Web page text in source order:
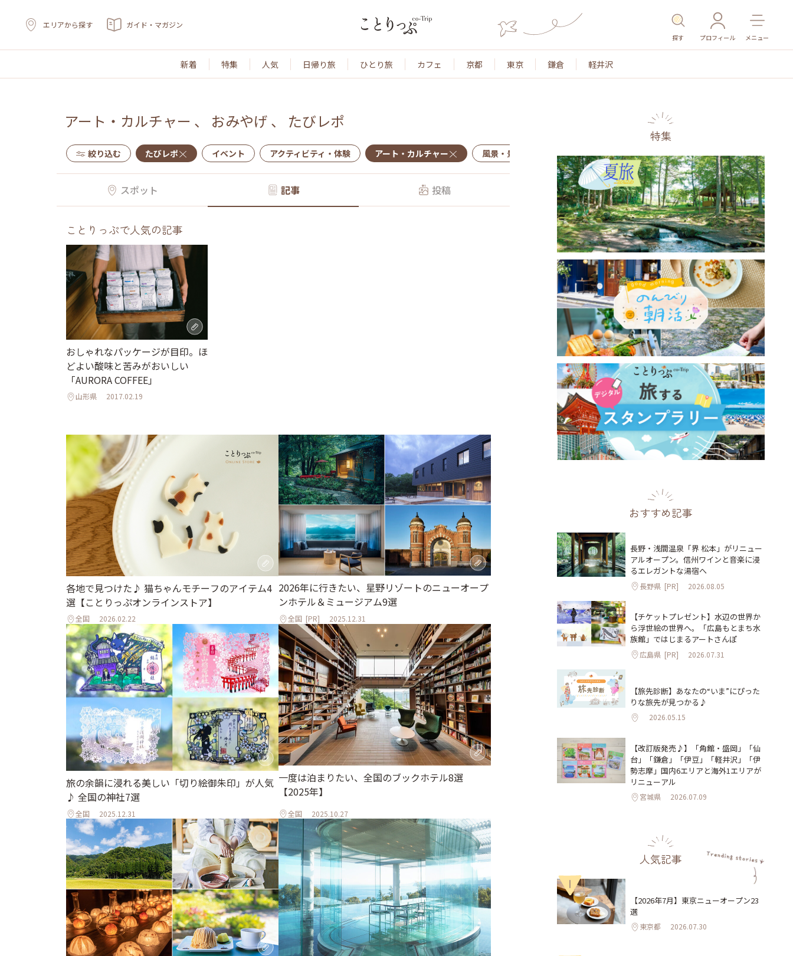
エリアから探す ガイド・マガジン
探す プロフィール メニュー
新着 特集 人気 日帰り旅 ひとり旅 カフェ 京都 東京 鎌倉 軽井沢
アート・カルチャー 、 おみやげ 、 たびレポ
絞り込む たびレポ イベント アクティビティ・体験 アート・カルチャー 風景・景色 名所・旧跡 温泉・スパ その他施設 ごはん
スポット 記事 投稿
ことりっぷで人気の記事
おしゃれなパッケージが目印。ほ
どよい酸味と苦みがおいしい
「AURORA COFFEE」
山形県 2017.02.19
各地で見つけた♪ 猫ちゃんモチーフのアイテム4
選【ことりっぷオンラインストア】
全国 2026.02.22
2026年に行きたい、星野リゾートのニューオープ
ンホテル＆ミュージアム9選
全国 [PR] 2025.12.31
旅の余韻に浸れる美しい「切り絵御朱印」が人気
♪ 全国の神社7選
全国 2025.12.31
一度は泊まりたい、全国のブックホテル8選
【2025年】
全国 2025.10.27
特集
おすすめ記事
長野・浅間温泉「界 松本」がリニュー
アルオープン。信州ワインと音楽に浸
るエレガントな湯宿へ
長野県 [PR] 2026.08.05
【チケットプレゼント】水辺の世界か
ら浮世絵の世界へ。「広島もとまち水
族館」ではじまるアートさんぽ
広島県 [PR] 2026.07.31
【旅先診断】あなたの“いま”にぴった
りな旅先が見つかる♪
2026.05.15
【改訂版発売♪】「角館・盛岡」「仙
台」「鎌倉」「伊豆」「軽井沢」「伊
勢志摩」国内6エリアと海外1エリアが
リニューアル
宮城県 2026.07.09
人気記事
1
【2026年7月】東京ニューオープン23
選
東京都 2026.07.30